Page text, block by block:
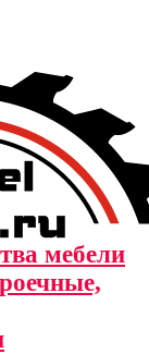
мебели